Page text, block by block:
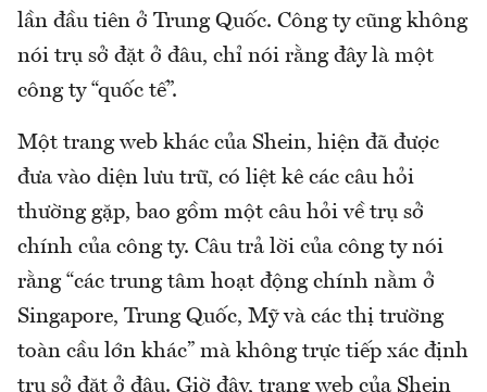
lần đầu tiên ở Trung Quốc. Công ty cũng không
nói trụ sở đặt ở đâu, chỉ nói rằng đây là một
công ty “quốc tế”.
Một trang web khác của Shein, hiện đã được
đưa vào diện lưu trữ, có liệt kê các câu hỏi
thường gặp, bao gồm một câu hỏi về trụ sở
chính của công ty. Câu trả lời của công ty nói
rằng “các trung tâm hoạt động chính nằm ở
Singapore, Trung Quốc, Mỹ và các thị trường
toàn cầu lớn khác” mà không trực tiếp xác định
trụ sở đặt ở đâu. Giờ đây, trang web của Shein